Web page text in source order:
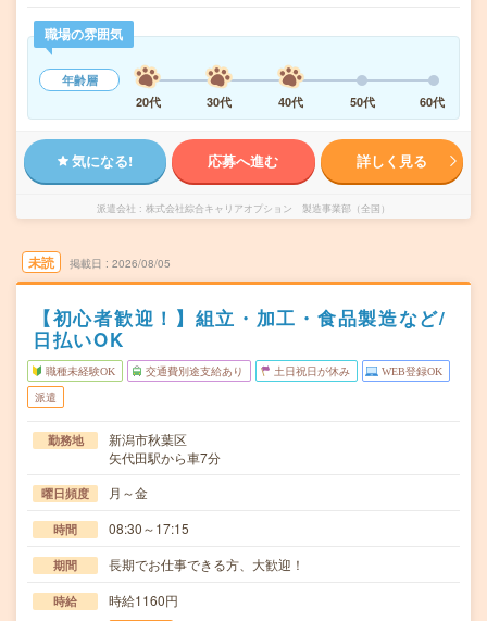
職場の雰囲気
年齢層
20代
30代 40代 50代 60代
気になる! 応募へ進む 詳しく見る
派遣会社 株式会社綜合キャリアオプション 製造事業部（全国）
未読 掲載日 2026/08/05
【初心者歓迎！】組立・加工・食品製造など/
日払いOK
職種未経験OK 交通費別途支給あり 土日祝日が休み WEB登録OK
派遣
勤務地
新潟市秋葉区
矢代田駅から車7分
曜日頻度 月～金
時間 08:30～17:15
期間 長期でお仕事できる方、大歓迎！
時給 時給1160円